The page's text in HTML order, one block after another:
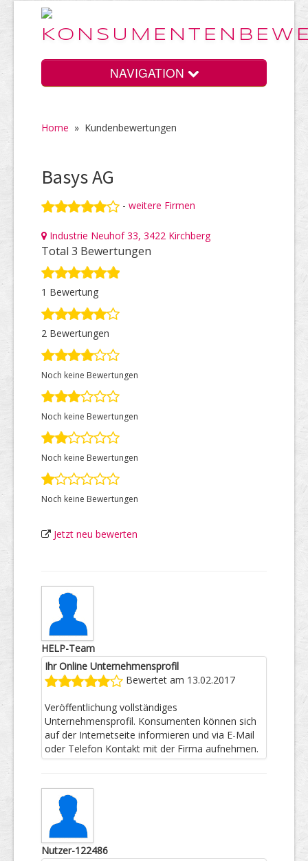
NAVIGATION
Home
Vorteile
Preise
HELP Awards
Top Firmen
Über uns
Home » Kundenbewertungen
Basys AG
- weitere Firmen
Industrie Neuhof 33, 3422 Kirchberg
Total 3 Bewertungen
1 Bewertung
2 Bewertungen
Noch keine Bewertungen
Noch keine Bewertungen
Noch keine Bewertungen
Noch keine Bewertungen
Jetzt neu bewerten
HELP-Team
Ihr Online Unternehmensprofil
Bewertet am 13.02.2017
Veröffentlichung vollständiges
Unternehmensprofil. Konsumenten können sich
auf der Internetseite informieren und via E-Mail
oder Telefon Kontakt mit der Firma aufnehmen.
Nutzer-122486